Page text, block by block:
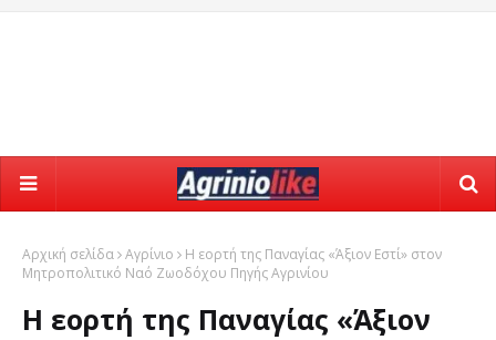
Αρχική σελίδα Αγρίνιο
Η εορτή της Παναγίας «Άξιον Εστί» στον
Μητροπολιτικό Ναό Ζωοδόχου Πηγής Αγρινίου
Η εορτή της Παναγίας «Άξιον